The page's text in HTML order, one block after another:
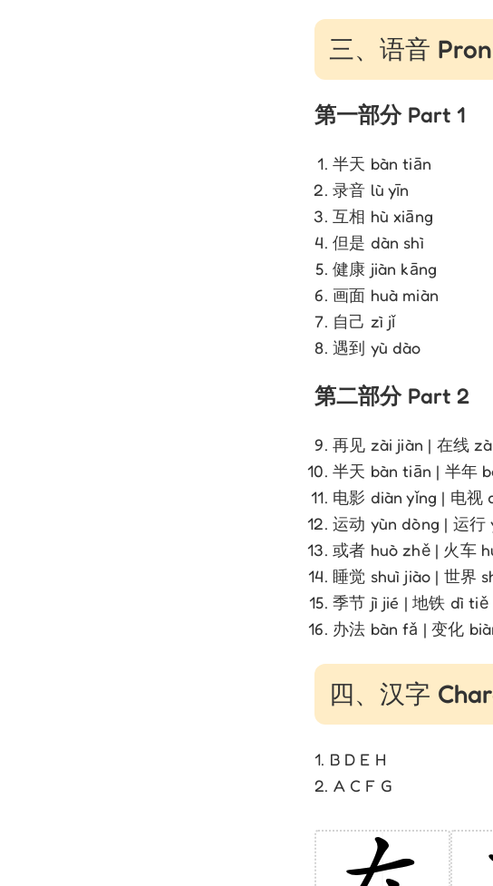
三、语音
第一部分Part 1
半天 bàn tiān
录音 lù yīn
互相 hù xiāng
但是 dàn shì
健康 jiàn kāng
画面 huà miàn
自己 zì jǐ
遇到 yù dào
第二部分Part 2
再见 zài jiàn | 在线
半天 bàn tiān | 半年
电影 diàn yǐng | 电视
运动 yùn dòng | 运行
或者 huò zhě | 火车
睡觉 shuì jiào | 世界
季节 jì jié | 地铁 dì tiě
办法 bàn fǎ | 变化
四、汉字
1. B D E H
2. A C F G